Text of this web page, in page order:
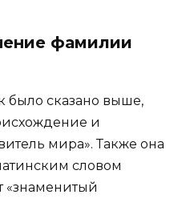
фамилии
сказано выше,
и
мира». Также она
словом
«знаменитый